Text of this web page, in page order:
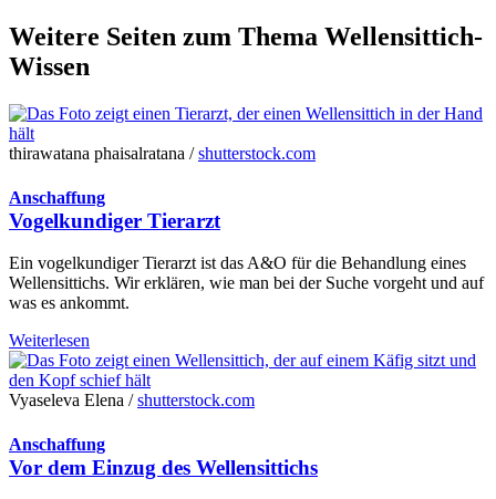
Weitere Seiten zum Thema Wellensittich-
Wissen
thirawatana phaisalratana /shutterstock.com
Anschaffung
Vogelkundiger Tierarzt
Ein vogelkundiger Tierarzt ist das A&O für die Behandlung eines
Wellensittichs. Wir erklären, wie man bei der Suche vorgeht und auf
was es ankommt.
Weiterlesen
Vyaseleva Elena /shutterstock.com
Anschaffung
Vor dem Einzug des Wellensittichs